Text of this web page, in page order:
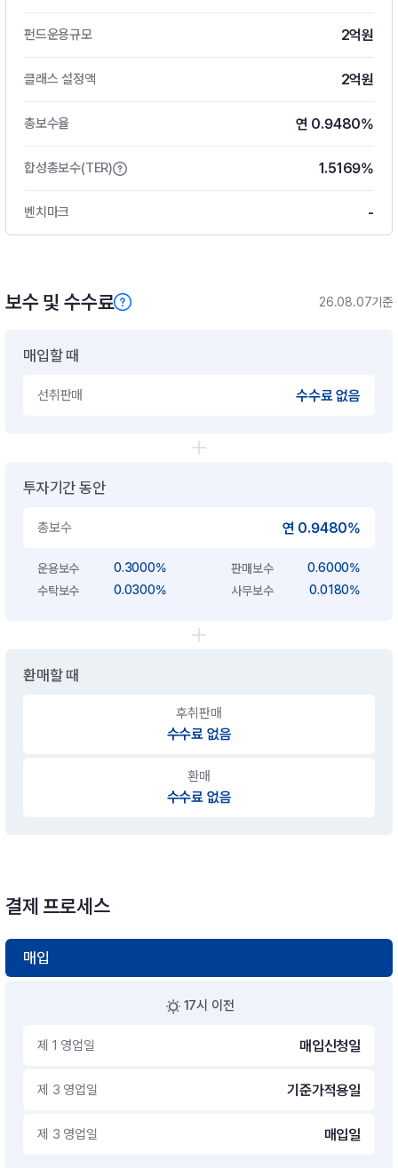
펀드운용규모 2억원
클래스 설정액 2억원
총보수율 연 0.9480%
합성총보수(TER) 1.5169%
벤치마크 -
보수 및 수수료 26.08.07기준
매입할 때
선취판매 수수료 없음
투자기간 동안
총보수 연 0.9480%
운용보수 0.3000% 판매보수
0.6000%
수탁보수
0.0300% 사무보수 0.0180%
환매할 때
후취판매
수수료 없음
환매
수수료 없음
결제 프로세스
매입
17시 이전
제 1 영업일 매입신청일
제 3 영업일 기준가적용일
제 3 영업일 매입일